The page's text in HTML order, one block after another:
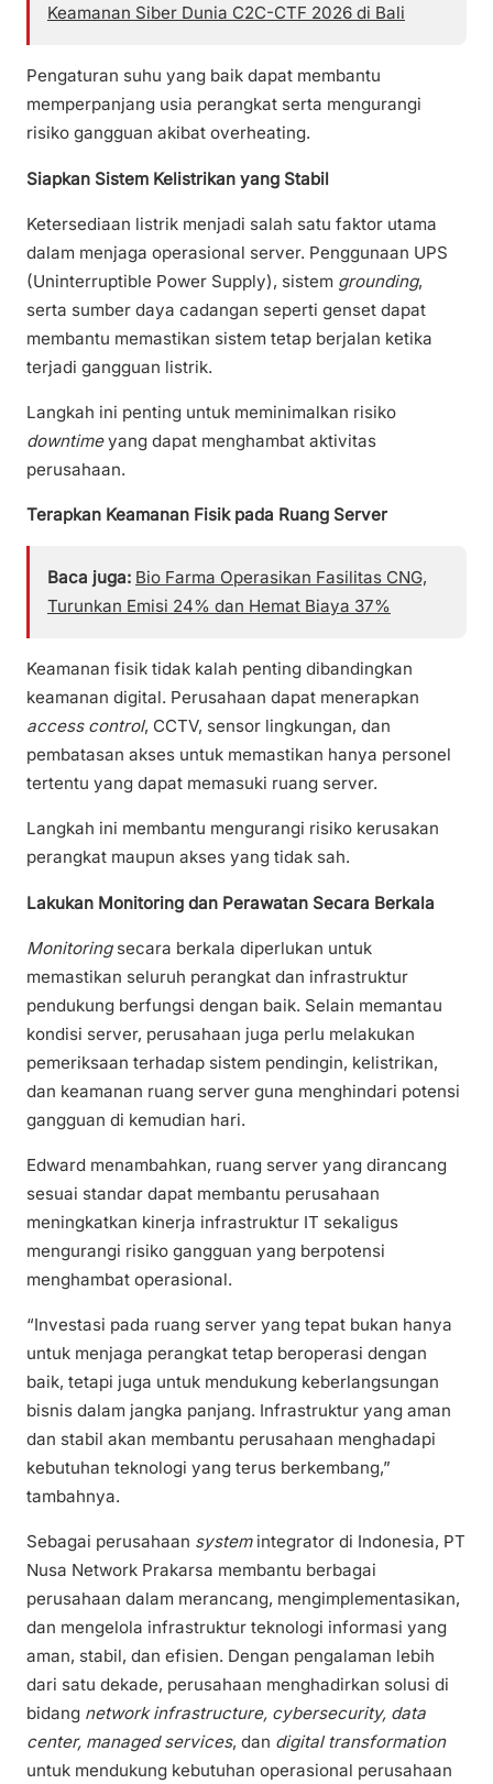
Keamanan Siber Dunia C2C-CTF 2026 di Bali
Pengaturan suhu yang baik dapat membantu
memperpanjang usia perangkat serta mengurangi
risiko gangguan akibat overheating.
Siapkan Sistem Kelistrikan yang Stabil
Ketersediaan listrik menjadi salah satu faktor utama
dalam menjaga operasional server. Penggunaan UPS
(Uninterruptible Power Supply), sistem grounding,
serta sumber daya cadangan seperti genset dapat
membantu memastikan sistem tetap berjalan ketika
terjadi gangguan listrik.
Langkah ini penting untuk meminimalkan risiko
downtimeyang dapat menghambat aktivitas
perusahaan.
Terapkan Keamanan Fisik pada Ruang Server
Baca juga: Bio Farma Operasikan Fasilitas CNG,
Turunkan Emisi 24% dan Hemat Biaya 37%
Keamanan fisik tidak kalah penting dibandingkan
keamanan digital. Perusahaan dapat menerapkan
access control, CCTV, sensor lingkungan, dan
pembatasan akses untuk memastikan hanya personel
tertentu yang dapat memasuki ruang server.
Langkah ini membantu mengurangi risiko kerusakan
perangkat maupun akses yang tidak sah.
Lakukan Monitoring dan Perawatan Secara Berkala
Monitoringsecara berkala diperlukan untuk
memastikan seluruh perangkat dan infrastruktur
pendukung berfungsi dengan baik. Selain memantau
kondisi server, perusahaan juga perlu melakukan
pemeriksaan terhadap sistem pendingin, kelistrikan,
dan keamanan ruang server guna menghindari potensi
gangguan di kemudian hari.
Edward menambahkan, ruang server yang dirancang
sesuai standar dapat membantu perusahaan
meningkatkan kinerja infrastruktur IT sekaligus
mengurangi risiko gangguan yang berpotensi
menghambat operasional.
“Investasi pada ruang server yang tepat bukan hanya
untuk menjaga perangkat tetap beroperasi dengan
baik, tetapi juga untuk mendukung keberlangsungan
bisnis dalam jangka panjang. Infrastruktur yang aman
dan stabil akan membantu perusahaan menghadapi
kebutuhan teknologi yang terus berkembang,”
tambahnya.
Sebagai perusahaan systemintegrator di Indonesia, PT
Nusa Network Prakarsa membantu berbagai
perusahaan dalam merancang, mengimplementasikan,
dan mengelola infrastruktur teknologi informasi yang
aman, stabil, dan efisien. Dengan pengalaman lebih
dari satu dekade, perusahaan menghadirkan solusi di
bidang network infrastructure, cybersecurity, data
center, managed services, dan digital transformation
untuk mendukung kebutuhan operasional perusahaan